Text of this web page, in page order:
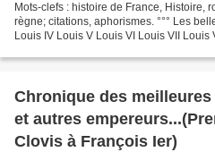
Mots-clefs : histoire de France, Histoire,
règne; citations, aphorismes. °°° Les
Louis IV Louis V Louis VI Louis VII
Chronique des
et autres
Clovis à François Ier)